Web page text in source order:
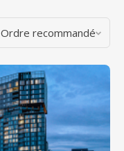
Ordre recommandé